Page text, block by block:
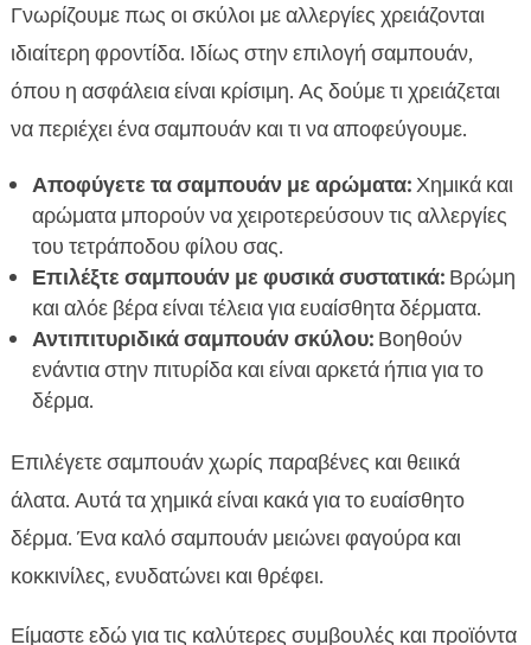
Γνωρίζουμε πως οι σκύλοι με αλλεργίες χρειάζονται
ιδιαίτερη φροντίδα. Ιδίως στην επιλογή σαμπουάν,
όπου η ασφάλεια είναι κρίσιμη. Ας δούμε τι χρειάζεται
να περιέχει ένα σαμπουάν και τι να αποφεύγουμε.
Αποφύγετε τα σαμπουάν με αρώματα:Χημικά και
αρώματα μπορούν να χειροτερεύσουν τις αλλεργίες
του τετράποδου φίλου σας.
Επιλέξτε σαμπουάν με φυσικά συστατικά:Βρώμη
και αλόε βέρα είναι τέλεια για ευαίσθητα δέρματα.
Αντιπιτυριδικά σαμπουάν σκύλου:Βοηθούν
ενάντια στην πιτυρίδα και είναι αρκετά ήπια για το
δέρμα.
Επιλέγετε σαμπουάν χωρίς παραβένες και θειικά
άλατα. Αυτά τα χημικά είναι κακά για το ευαίσθητο
δέρμα. Ένα καλό σαμπουάν μειώνει φαγούρα και
κοκκινίλες, ενυδατώνει και θρέφει.
Είμαστε εδώ για τις καλύτερες συμβουλές και προϊόντα